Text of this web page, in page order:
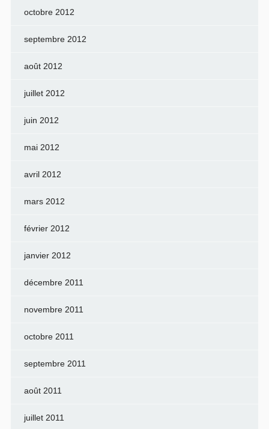
octobre 2012
septembre 2012
août 2012
juillet 2012
juin 2012
mai 2012
avril 2012
mars 2012
février 2012
janvier 2012
décembre 2011
novembre 2011
octobre 2011
septembre 2011
août 2011
juillet 2011